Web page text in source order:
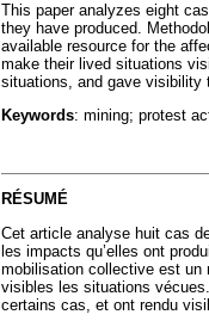
This paper analyzes eight
they have produced.
available resource for the
make their lived situations
situations, and gave visibility
Keywords: mining; protest
RÉSUMÉ
Cet article analyse huit cas
les impacts qu’elles ont
mobilisation collective est un
visibles les situations
certains cas, et ont rendu